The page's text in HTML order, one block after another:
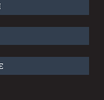
su computer,
utilizzato per